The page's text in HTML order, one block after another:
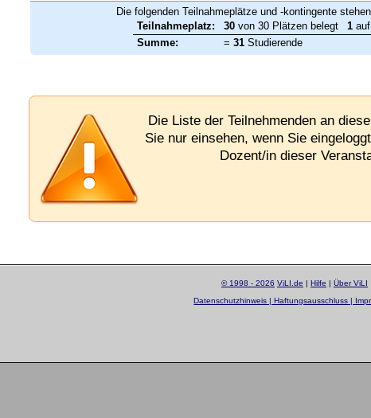
Die folgenden Teilnahmeplätze und -kontingente
Teilnahmeplatz:
30 von 30 Plätzen belegt 1
Summe:
=31 Studierende
Die Liste der Teilnehmenden an
Sie nur einsehen, wenn Sie
Dozent/in dieser
© 1998 - 2026 ViLI.de | Hilfe | Über ViLI
Datenschutzhinweis | Haftungsausschluss |